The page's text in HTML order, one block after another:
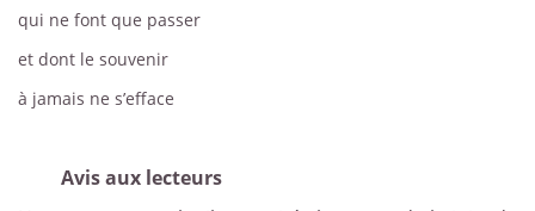
qui ne font que passer
et dont le souvenir
à jamais ne s’efface
Avis aux lecteurs